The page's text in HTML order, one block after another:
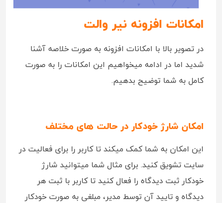
امکانات افزونه نیر والت
در تصویر بالا با امکانات افزونه به صورت خلاصه آشنا
شدید اما در ادامه میخواهیم این امکانات را به صورت
کامل به شما توضیح بدهیم.
امکان شارژ خودکار در حالت های مختلف
این امکان به شما کمک میکند تا کاربر را برای فعالیت در
سایت تشویق کنید. برای مثال شما میتوانید شارژ
خودکار ثبت دیدگاه را فعال کنید تا کاربر با ثبت هر
دیدگاه و تایید آن توسط مدیر، مبلغی به صورت خودکار